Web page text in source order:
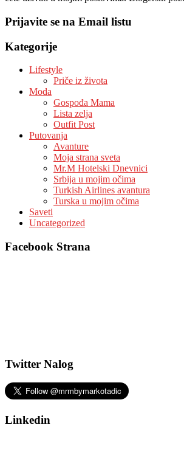
Prijavite se na Email listu
Kategorije
Lifestyle
Priče iz života
Moda
Gospođa Mama
Lista zelja
Outfit Post
Putovanja
Avanture
Moja strana sveta
Mr.M Hotelski Dnevnici
Srbija u mojim očima
Turkish Airlines avantura
Turska u mojim očima
Saveti
Uncategorized
Facebook Strana
Twitter Nalog
Linkedin